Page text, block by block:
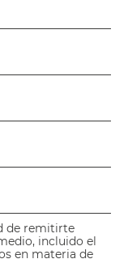
de remitirte
incluido el
en materia de